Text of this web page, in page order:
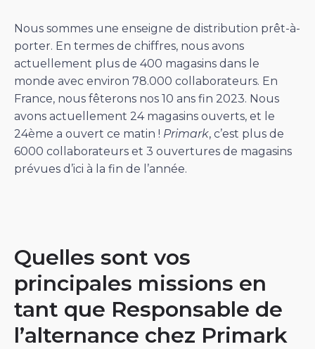
Nous sommes une enseigne de distribution prêt-à-
porter. En termes de chiffres, nous avons
actuellement plus de 400 magasins dans le
monde avec environ 78.000 collaborateurs. En
France, nous fêterons nos 10 ans fin 2023. Nous
avons actuellement 24 magasins ouverts, et le
24ème a ouvert ce matin ! Primark, c’est plus de
6000 collaborateurs et 3 ouvertures de magasins
prévues d’ici à la fin de l’année.
Quelles sont vos
principales missions en
tant que Responsable de
l’alternance chez Primark